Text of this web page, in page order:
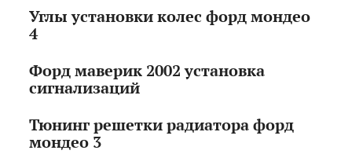
Углы установки колес форд мондео
4
Форд маверик 2002 установка
сигнализаций
Тюнинг решетки радиатора форд
мондео 3